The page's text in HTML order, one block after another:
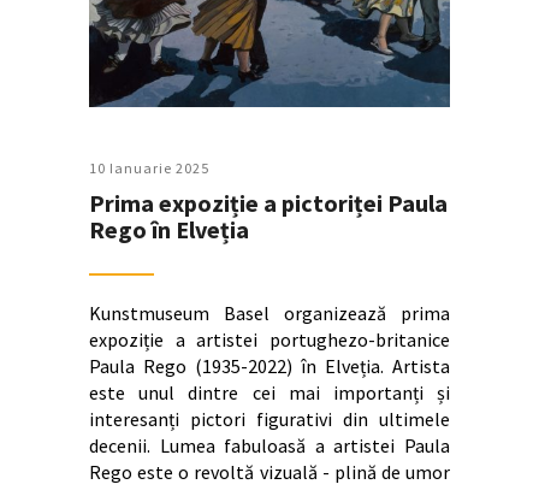
10 Ianuarie 2025
Prima expoziție a pictoriței Paula
Rego în Elveția
Kunstmuseum Basel organizează prima
expoziție a artistei portughezo-britanice
Paula Rego (1935-2022) în Elveția. Artista
este unul dintre cei mai importanți și
interesanți pictori figurativi din ultimele
decenii. Lumea fabuloasă a artistei Paula
Rego este o revoltă vizuală - plină de umor